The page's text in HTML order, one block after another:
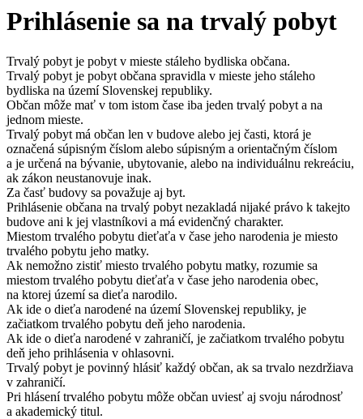
Prihlásenie sa na trvalý pobyt
Trvalý pobyt je pobyt v mieste stáleho bydliska občana.
Trvalý pobyt je pobyt občana spravidla v mieste jeho stáleho
bydliska na území Slovenskej republiky.
Občan môže mať v tom istom čase iba jeden trvalý pobyt a na
jednom mieste.
Trvalý pobyt má občan len v budove alebo jej časti, ktorá je
označená súpisným číslom alebo súpisným a orientačným číslom
a je určená na bývanie, ubytovanie, alebo na individuálnu rekreáciu,
ak zákon neustanovuje inak.
Za časť budovy sa považuje aj byt.
Prihlásenie občana na trvalý pobyt nezakladá nijaké právo k takejto
budove ani k jej vlastníkovi a má evidenčný charakter.
Miestom trvalého pobytu dieťaťa v čase jeho narodenia je miesto
trvalého pobytu jeho matky.
Ak nemožno zistiť miesto trvalého pobytu matky, rozumie sa
miestom trvalého pobytu dieťaťa v čase jeho narodenia obec,
na ktorej území sa dieťa narodilo.
Ak ide o dieťa narodené na území Slovenskej republiky, je
začiatkom trvalého pobytu deň jeho narodenia.
Ak ide o dieťa narodené v zahraničí, je začiatkom trvalého pobytu
deň jeho prihlásenia v ohlasovni.
Trvalý pobyt je povinný hlásiť každý občan, ak sa trvalo nezdržiava
v zahraničí.
Pri hlásení trvalého pobytu môže občan uviesť aj svoju národnosť
a akademický titul.